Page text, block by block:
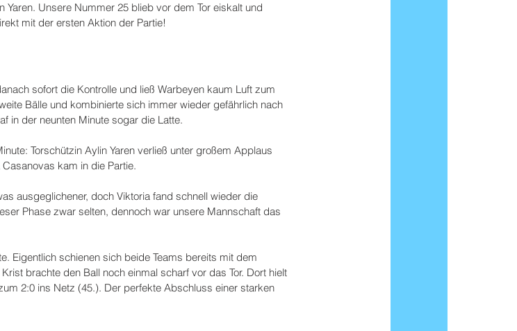
Unsere Nummer 25 blieb vor dem Tor eiskalt und
mit der ersten Aktion der Partie!
sofort die Kontrolle und ließ Warbeyen kaum Luft zum
Bälle und kombinierte sich immer wieder gefährlich nach
in der neunten Minute sogar die Latte.
Torschützin Aylin Yaren verließ unter großem Applaus
kam in die Partie.
ausgeglichener, doch Viktoria fand schnell wieder die
Phase zwar selten, dennoch war unsere Mannschaft das
Eigentlich schienen sich beide Teams bereits mit dem
brachte den Ball noch einmal scharf vor das Tor. Dort hielt
2:0 ins Netz (45.). Der perfekte Abschluss einer starken